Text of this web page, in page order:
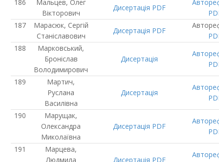
Мальцев, Олег
Вікторович
Дисертація PDF
Марасюк, Сергій
Станіславович
Дисертація PDF
Марковський,
Броніслав
Володимирович
Дисертація
Мартич,
Руслана
Василівна
Дисертація
Марущак,
Олександра
Миколаївна
Дисертація PDF
Марцева,
Людмила
Дисертація PDF